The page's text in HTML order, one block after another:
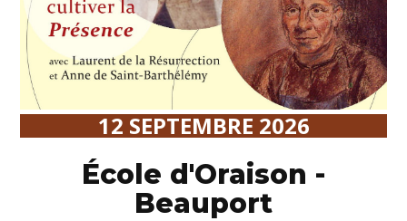
12 SEPTEMBRE 2026
École d'Oraison -
Beauport